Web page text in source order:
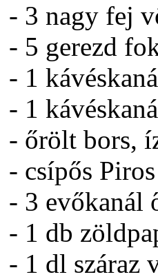
- 3 nagy fej
- 5 gerezd
- 1
- 1
- őrölt bors,
- csípős
- 3 evőkanál
- 1 db
- 1 dl száraz